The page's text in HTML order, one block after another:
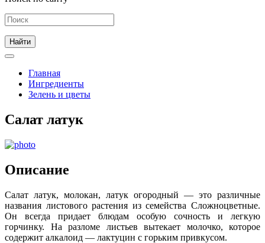
Главная
Ингредиенты
Зелень и цветы
Салат латук
Описание
Салат латук, молокан, латук огородный — это различные
названия листового растения из семейства Сложноцветные.
Он всегда придает блюдам особую сочность и легкую
горчинку. На разломе листьев вытекает молочко, которое
содержит алкалоид — лактуцин с горьким привкусом.